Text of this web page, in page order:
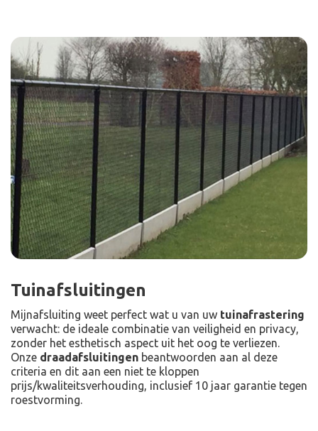
Tuinafsluitingen
Mijnafsluiting weet perfect wat u van uw tuinafrastering
verwacht: de ideale combinatie van veiligheid en privacy,
zonder het esthetisch aspect uit het oog te verliezen.
Onze draadafsluitingen beantwoorden aan al deze
criteria en dit aan een niet te kloppen
prijs/kwaliteitsverhouding, inclusief 10 jaar garantie tegen
roestvorming.